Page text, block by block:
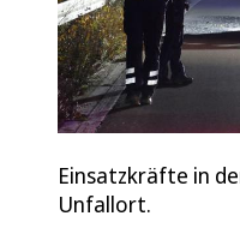
Einsatzkräfte in
Unfallort.